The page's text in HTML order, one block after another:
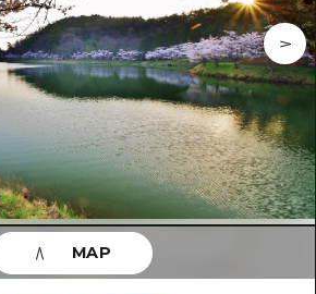
트/축제
/술
클링
츠
Hiroshima 공식 가이드
Moshimo Travel
시마시 주변
(安芸)
(備後)
체험
시마시 주변
(安芸)
(備後)
(備北)
보
정보
MAP